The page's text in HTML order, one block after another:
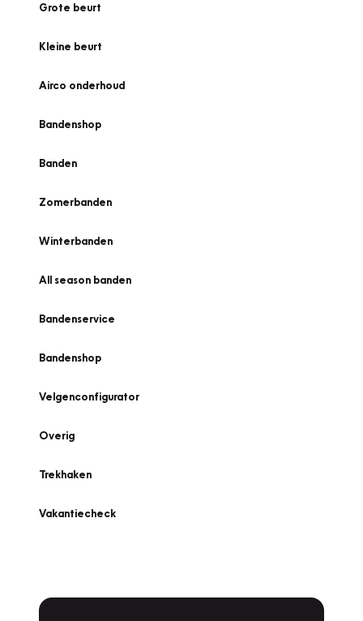
Grote beurt
Kleine beurt
Airco onderhoud
Bandenshop
Banden
Zomerbanden
Winterbanden
All season banden
Bandenservice
Bandenshop
Velgenconfigurator
Overig
Trekhaken
Vakantiecheck